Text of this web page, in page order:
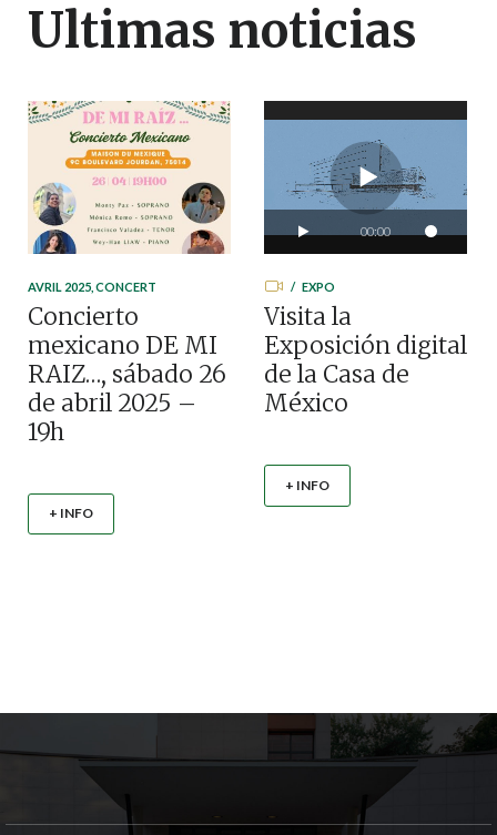
Ultimas noticias
AVRIL 2025 CONCERT
Concierto
mexicano DE MI
RAIZ…, sábado 26
de abril 2025 –
19h
+ INFO
00:00
EXPO
Visita la
Exposición digital
de la Casa de
México
+ INFO